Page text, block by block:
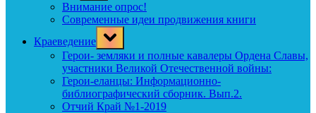
menu
Внимание опрос!
Современные идеи продвижения книги
Краеведение
Toggle
sub-
menu
Герои- земляки и полные кавалеры Ордена Славы,
участники Великой Отечественной войны:
Герои-еланцы: Информационно-
библиографический сборник. Вып.2.
Отчий Край №1-2019